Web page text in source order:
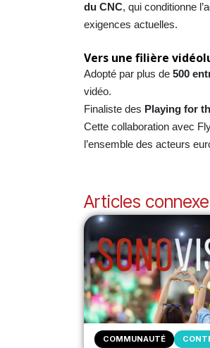
du CNC, qui conditionne
exigences actuelles.
Vers une filière
Adopté par plus de500
vidéo.
Finaliste des Playing for
Cette collaboration avec
l’ensemble des acteurs
Articles
COMMUNAUTÉ